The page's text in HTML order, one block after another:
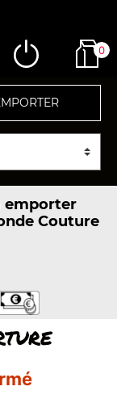
0
emporter
Couture